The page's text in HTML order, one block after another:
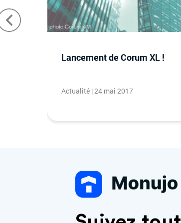
Lancement de Corum XL !
Actualité | 24 mai 2017